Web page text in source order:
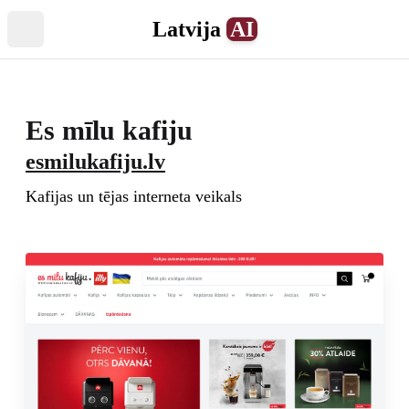
Latvija AI
Es mīlu kafiju
esmilukafiju.lv
Kafijas un tējas interneta veikals